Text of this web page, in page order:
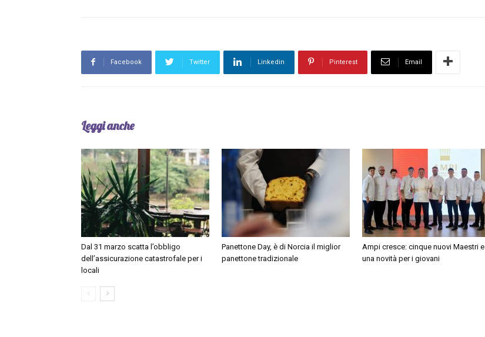
Facebook Twitter Linkedin Pinterest Email
Leggi anche
Dal 31 marzo scatta l’obbligo
dell’assicurazione catastrofale per i
locali
Panettone Day, è di Norcia il miglior
panettone tradizionale
Ampi cresce: cinque nuovi Maestri e
una novità per i giovani